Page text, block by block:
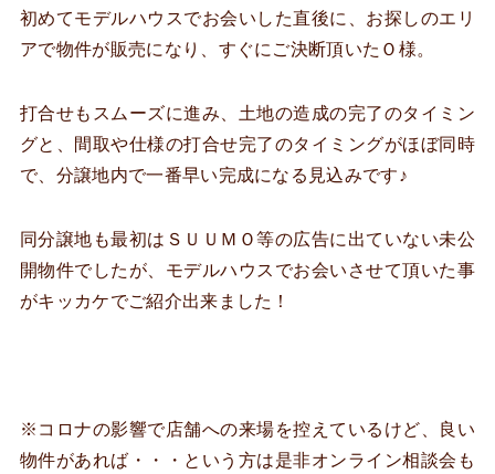
初めてモデルハウスでお会いした直後に、お探しのエリ
アで物件が販売になり、すぐにご決断頂いたＯ様。
打合せもスムーズに進み、土地の造成の完了のタイミン
グと、間取や仕様の打合せ完了のタイミングがほぼ同時
で、分譲地内で一番早い完成になる見込みです♪
同分譲地も最初はＳＵＵＭＯ等の広告に出ていない未公
開物件でしたが、モデルハウスでお会いさせて頂いた事
がキッカケでご紹介出来ました！
※コロナの影響で店舗への来場を控えているけど、良い
物件があれば・・・という方は是非オンライン相談会も